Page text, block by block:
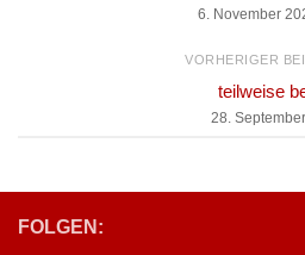
6. November
VORHERIGER
teilweise
28.
FOLGEN: